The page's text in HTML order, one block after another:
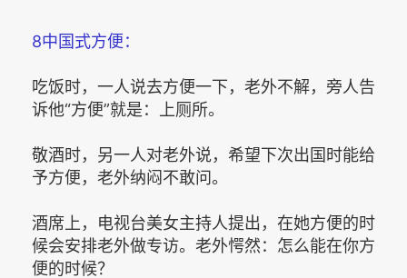
8中国式方便：
吃饭时，一人说去方便一下，老外不解，旁人告
诉他“方便”就是：上厕所。
敬酒时，另一人对老外说，希望下次出国时能给
予方便，老外纳闷不敢问。
酒席上，电视台美女主持人提出，在她方便的时
候会安排老外做专访。老外愕然：怎么能在你方
便的时候？